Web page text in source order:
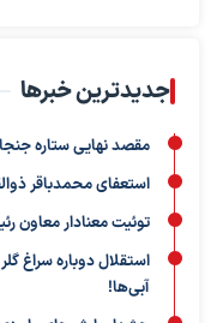
جدیدترین خبرها
مقصد نهایی ستاره
استعفای محمدباقر
توئیت معنادار معاون
استقلال دوباره سراغ
آبی‌ها!